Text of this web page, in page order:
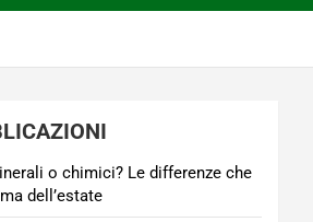
o chimici? Le differenze che
dell’estate